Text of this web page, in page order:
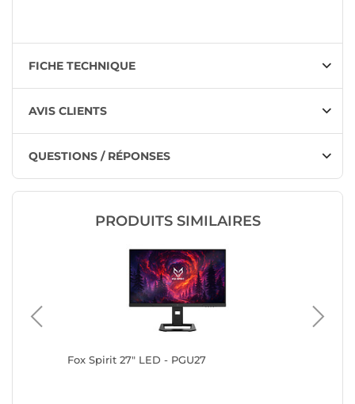
FICHE TECHNIQUE
AVIS CLIENTS
QUESTIONS / RÉPONSES
PRODUITS SIMILAIRES
Fox Spirit 27" LED - PGU27